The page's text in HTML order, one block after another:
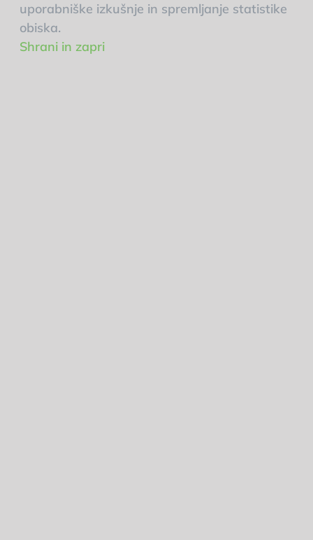
uporabniške izkušnje in spremljanje statistike
obiska.
Shrani in zapri